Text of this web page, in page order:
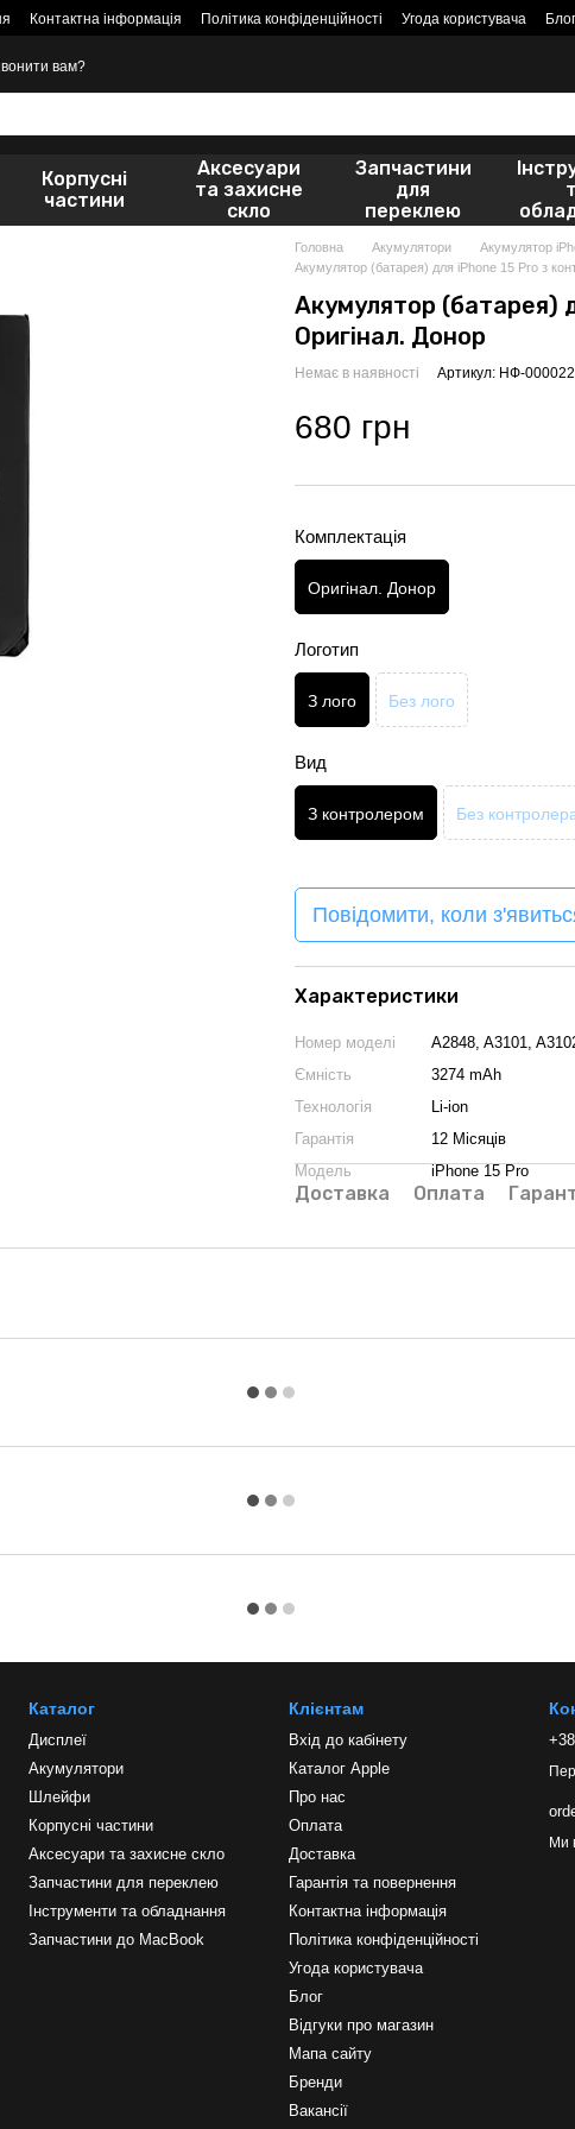
Контактна інформація Політика конфіденційності Угода користувача Блог
вам?
Корпусні
частини
Аксесуари
та захисне
скло
Запчастини
для
переклею
Головна Акумулятори
Акумулятор
Акумулятор (батарея) для iPhone 15 Pro з
Акумулятор (батарея)
Оригінал. Донор
Немає в наявності Артикул: НФ-
680 грн
Комплектація
Оригінал. Донор
Логотип
З лого Без лого
Вид
З контролером Без
Повідомити, коли
Характеристики
Номер моделі
A2848, A3101,
Ємність
3274 mAh
Технологія
Li-ion
Гарантія
12 Місяців
Модель
iPhone 15 Pro
Доставка Оплата
Каталог
Дисплеї
Акумулятори
Шлейфи
Корпусні частини
Аксесуари та захисне скло
Запчастини для переклею
Інструменти та обладнання
Запчастини до MacBook
Клієнтам
Вхід до кабінету
Каталог Apple
Про нас
Оплата
Доставка
Гарантія та повернення
Контактна інформація
Політика конфіденційності
Угода користувача
Блог
Відгуки про магазин
Мапа сайту
Бренди
Вакансії
Ми